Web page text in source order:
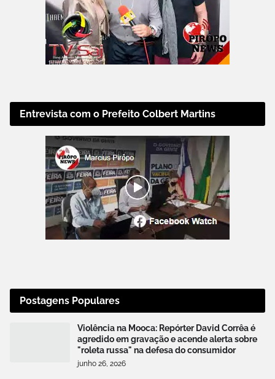
Entrevista com o Prefeito Colbert Martins
Postagens Populares
Violência na Mooca: Repórter David Corrêa é
agredido em gravação e acende alerta sobre
"roleta russa" na defesa do consumidor
junho 26, 2026